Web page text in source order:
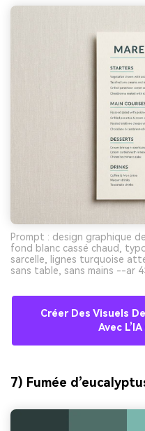
Prompt : design graphique
fond blanc cassé chaud,
sarcelle, lignes turquoise
sans table, sans mains --ar
Créer Des Visuels
Avec
7) Fumée